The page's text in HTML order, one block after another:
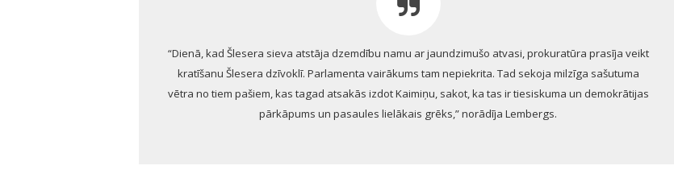
“Dienā, kad Šlesera sieva atstāja dzemdību namu ar jaundzimušo atvasi, prokuratūra prasīja veikt
kratīšanu Šlesera dzīvoklī. Parlamenta vairākums tam nepiekrita. Tad sekoja milzīga sašutuma
vētra no tiem pašiem, kas tagad atsakās izdot Kaimiņu, sakot, ka tas ir tiesiskuma un demokrātijas
pārkāpums un pasaules lielākais grēks,” norādīja Lembergs.